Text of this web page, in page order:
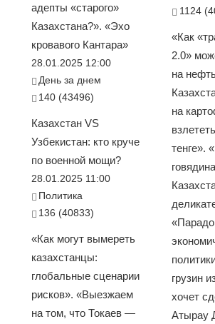
адепты «старого»
Казахстана?». «Эхо
кровавого Кантара»
28.01.2025 12:00
День за днем
140 (43496)
Казахстан VS
Узбекистан: кто круче
по военной мощи?
28.01.2025 11:00
Политика
136 (40833)
«Как могут вымереть
казахстанцы:
глобальные сценарии
рисков». «Выезжаем
на том, что Токаев —
1124
«Как
2.0»
на
на
тенге».
грузин
хочет
Атырау